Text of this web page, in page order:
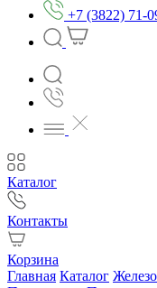
+7 (3822) 71-
Каталог
Контакты
Корзина
Главная Каталог